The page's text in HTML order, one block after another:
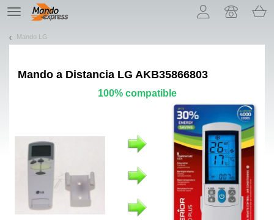
TE
navigation
Mando LG
Mando a Distancia LG AKB35866803
100% compatible
¡Permítenos presentarte nuestras cookies!